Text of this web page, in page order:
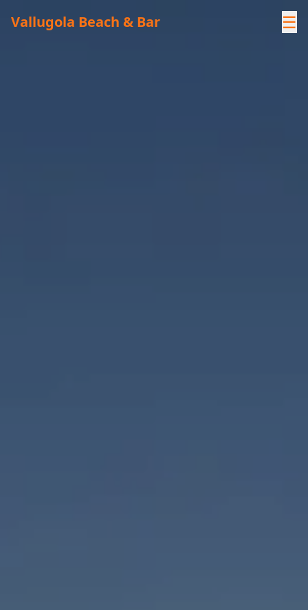
Vallugola Beach & Bar ☰